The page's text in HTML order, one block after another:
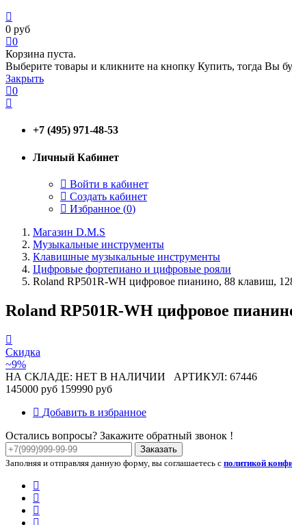
0 руб
0
Корзина пуста.
Выберите товары и кликните на кнопку Купить, тогда Вы
Закрыть
0
+7 (495) 971-48-53
Личный Кабинет
Войти в кабинет
Создать кабинет
Избранное (0)
Магазин D.M.S
Музыкальные инструменты
Клавишные музыкальные инструменты
Цифровые фортепиано и цифровые рояли
Roland RP501R-WH цифровое пианино, 88 клавиш,
Roland RP501R-WH цифровое
Скидка
~9%
НА СКЛАДЕ: НЕТ В НАЛИЧИИ АРТИКУЛ: 67446
145000 руб 159990 руб
Добавить в избранное
Остались вопросы? Закажите обратный звонок !
Заказать
Заполняя и отправляя данную форму, вы соглашаетесь с политикой